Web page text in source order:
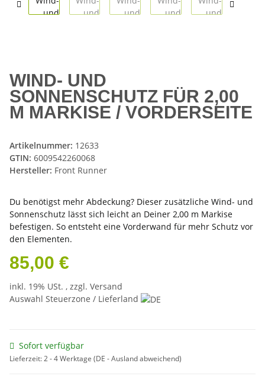
WIND- UND
SONNENSCHUTZ FÜR 2,00
M MARKISE / VORDERSEITE
Artikelnummer: 12633
GTIN: 6009542260068
Hersteller: Front Runner
Du benötigst mehr Abdeckung? Dieser zusätzliche Wind- und
Sonnenschutz lässt sich leicht an Deiner 2,00 m Markise
befestigen. So entsteht eine Vorderwand für mehr Schutz vor
den Elementen.
85,00 €
inkl. 19% USt. , zzgl. Versand
Auswahl Steuerzone / Lieferland
Sofort verfügbar
Lieferzeit:2 - 4 Werktage (DE - Ausland abweichend)